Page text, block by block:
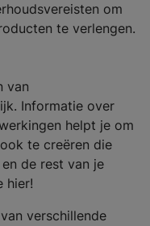
om
te verlengen.
van
Informatie over
helpt je om
te creëren die
de rest van je
hier!
verschillende